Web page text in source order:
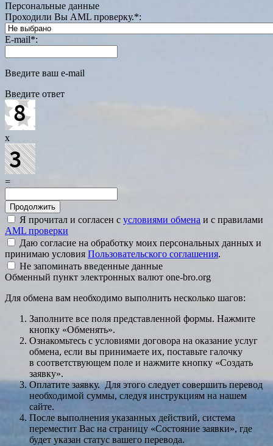
Персональные данные
Проходили Вы AML проверку.*:
E-mail*:
Введите ваш e-mail
Введите ответ
x
=
Я прочитал и согласен с условиями обмена и с правилами
AML проверки
Даю согласие на обработку моих персональных данных и
принимаю условия Пользовательского соглашения.
Не запоминать введенные данные
Обменный пункт электронных валют one-bro.org
Для обмена вам необходимо выполнить несколько шагов:
Заполните все поля представленной формы. Нажмите
кнопку «Обменять».
Ознакомьтесь с условиями договора на оказание услуг
обмена, если вы принимаете их, поставьте галочку
в соответствующем поле и нажмите кнопку «Создать
заявку».
Оплатите заявку. Для этого следует совершить перевод
необходимой суммы, следуя инструкциям на нашем
сайте.
После выполнения указанных действий, система
переместит Вас на страницу «Состояние заявки», где
будет указан статус вашего перевода.